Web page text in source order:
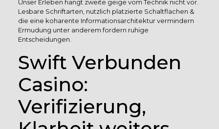
Unser Erleben hangt zweite geige vom Technik nicht vor.
Lesbare Schriftarten, nutzlich platzierte Schaltflachen &
die eine koharente Informationsarchitektur vermindern
Ermudung unter anderem fordern ruhige
Entscheidungen.
Swift Verbunden
Casino:
Verifizierung,